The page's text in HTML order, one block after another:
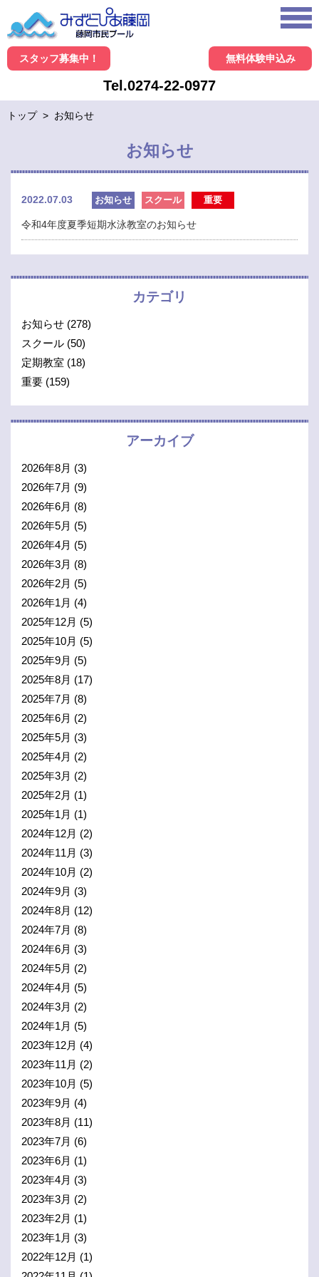
スタッフ募集中！ 無料体験申込み
Tel.0274-22-0977
トップ > お知らせ
お知らせ
2022.07.03 お知らせ スクール 重要
令和4年度夏季短期水泳教室のお知らせ
カテゴリ
お知らせ (278)
スクール (50)
定期教室 (18)
重要 (159)
アーカイブ
2026年8月 (3)
2026年7月 (9)
2026年6月 (8)
2026年5月 (5)
2026年4月 (5)
2026年3月 (8)
2026年2月 (5)
2026年1月 (4)
2025年12月 (5)
2025年10月 (5)
2025年9月 (5)
2025年8月 (17)
2025年7月 (8)
2025年6月 (2)
2025年5月 (3)
2025年4月 (2)
2025年3月 (2)
2025年2月 (1)
2025年1月 (1)
2024年12月 (2)
2024年11月 (3)
2024年10月 (2)
2024年9月 (3)
2024年8月 (12)
2024年7月 (8)
2024年6月 (3)
2024年5月 (2)
2024年4月 (5)
2024年3月 (2)
2024年1月 (5)
2023年12月 (4)
2023年11月 (2)
2023年10月 (5)
2023年9月 (4)
2023年8月 (11)
2023年7月 (6)
2023年6月 (1)
2023年4月 (3)
2023年3月 (2)
2023年2月 (1)
2023年1月 (3)
2022年12月 (1)